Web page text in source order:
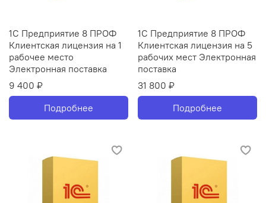
1С Предприятие 8 ПРОФ
Клиентская лицензия на 1
рабочее место
Электронная поставка
9 400 ₽
Подробнее
1С Предприятие 8 ПРОФ
Клиентская лицензия на 5
рабочих мест Электронная
поставка
31 800 ₽
Подробнее